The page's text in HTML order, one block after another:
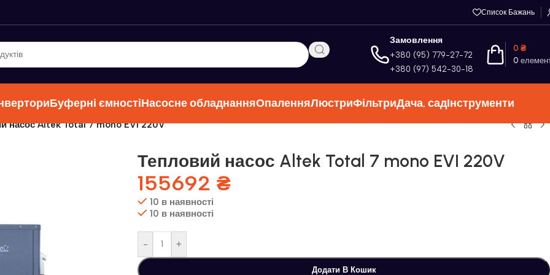
Список Бажань
Замовлення
+380 (95) 779-27-72
+380 (97) 542-30-18
0
0 ₴
Буферні ємностіНасосне обладнанняОпаленняЛюстриФільтриДача, садІнструменти
насос Altek Total 7 mono EVI 220V
Тепловий насос Altek Total 7 mono EVI 220V
155692 ₴
10 в наявності
10 в наявності
- +
Додати В Кошик